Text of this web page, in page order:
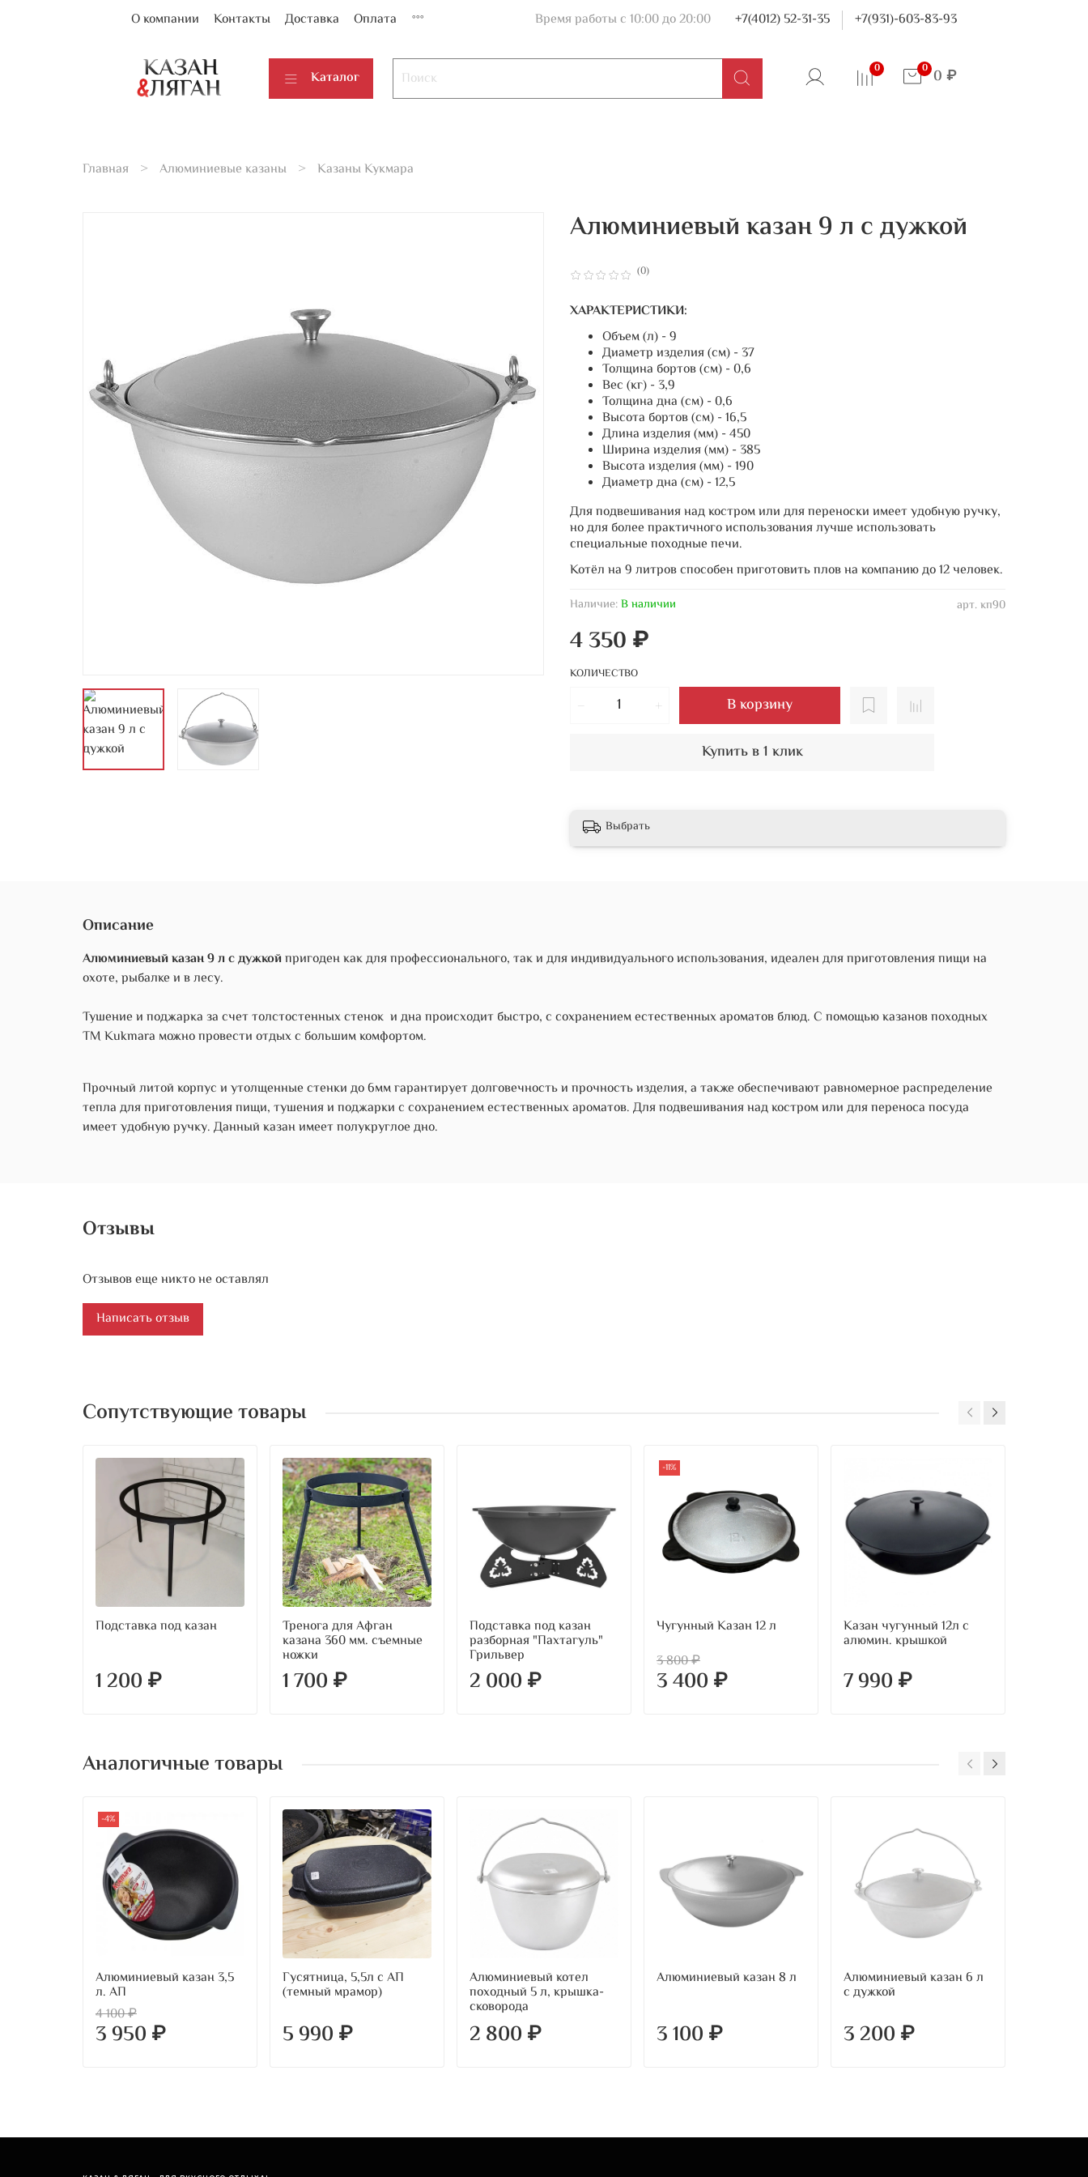
О компании Контакты Доставка Оплата Время работы с 10:00 до 20:00 +7(4012) 52-31-35 +7(931)-603-83-93
Каталог 0 0 0 ₽
Главная Алюминиевые казаны Казаны Кукмара
(0)
арт.кп90
Наличие:В наличии
Алюминиевый казан 9 л с дужкой
4 350 ₽
КОЛИЧЕСТВО
В корзину
Купить в 1 клик
ХАРАКТЕРИСТИКИ:
Объем (л) - 9
Диаметр изделия (см) - 37
Толщина бортов (см) - 0,6
Вес (кг) - 3,9
Толщина дна (см) - 0,6
Высота бортов (см) - 16,5
Длина изделия (мм) - 450
Ширина изделия (мм) - 385
Высота изделия (мм) - 190
Диаметр дна (см) - 12,5
Для подвешивания над костром или для переноски имеет удобную ручку,
но для более практичного использования лучше использовать
специальные походные печи.
Котёл на 9 литров способен приготовить плов на компанию до 12 человек.
Выбрать
Описание
Алюминиевый казан 9 л с дужкойпригоден как для профессионального, так и для индивидуального использования, идеален для приготовления пищи на
охоте, рыбалке и в лесу.
Тушение и поджарка за счет толстостенных стенок и дна происходит быстро, с сохранением естественных ароматов блюд. С помощью казанов походных
TM Kukmara можно провести отдых с большим комфортом.
Прочный литой корпус и утолщенные стенки до 6мм гарантирует долговечность и прочность изделия, а также обеспечивают равномерное распределение
тепла для приготовления пищи, тушения и поджарки с сохранением естественных ароматов. Для подвешивания над костром или для переноса посуда
имеет удобную ручку. Данный казан имеет полукруглое дно.
Отзывы
Отзывов еще никто не оставлял
Написать отзыв
Сопутствующие товары
Подставка под казан
1 200 ₽
Тренога для Афган
казана 360 мм. съемные
ножки
1 700 ₽
Подставка под казан
разборная "Пахтагуль"
Грильвер
2 000 ₽
-11%
Чугунный Казан 12 л
3 800 ₽
3 400 ₽
Казан чугунный 12л с
алюмин. крышкой
7 990 ₽
Аналогичные товары
-4%
Алюминиевый казан 3,5
л. АП
4 100 ₽
3 950 ₽
Гусятница, 5,5л с АП
(темный мрамор)
5 990 ₽
Алюминиевый котел
походный 5 л, крышка-
сковорода
2 800 ₽
Алюминиевый казан 8 л
3 100 ₽
Алюминиевый казан 6 л
с дужкой
3 200 ₽